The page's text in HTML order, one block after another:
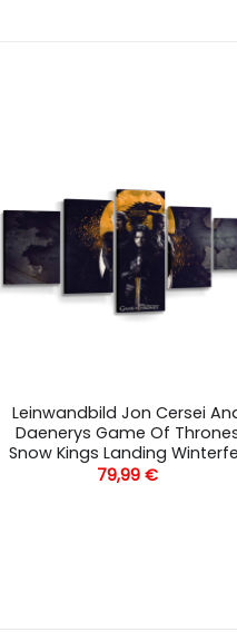
Leinwandbild Jon Cersei
Daenerys Game Of
Snow Kings Landing
79,99€